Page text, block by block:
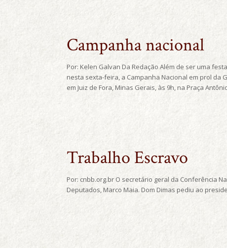
Campanha nacional
Por: Kelen Galvan Da Redação Além de ser uma
nesta sexta-feira, a Campanha Nacional em prol da
em Juiz de Fora, Minas Gerais, às 9h, na Praça
Trabalho Escravo
Por: cnbb.org.br O secretário geral da Conferência
Deputados, Marco Maia. Dom Dimas pediu ao